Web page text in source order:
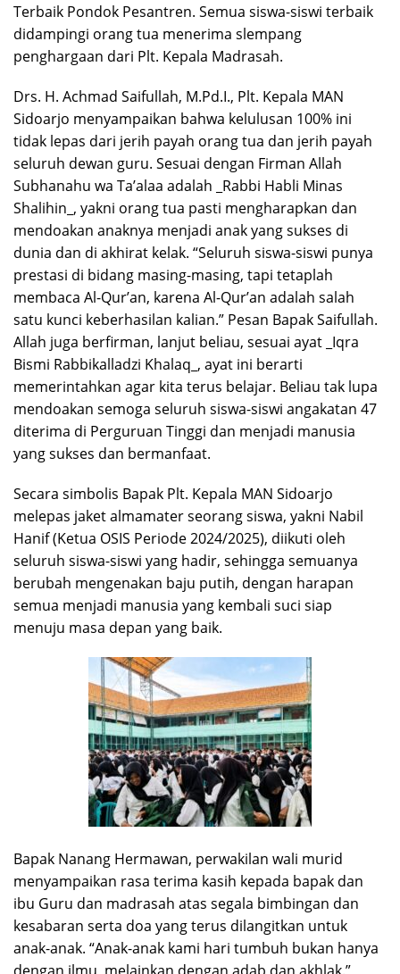
Terbaik Pondok Pesantren. Semua siswa-siswi terbaik
didampingi orang tua menerima slempang
penghargaan dari Plt. Kepala Madrasah.
Drs. H. Achmad Saifullah, M.Pd.I., Plt. Kepala MAN
Sidoarjo menyampaikan bahwa kelulusan 100% ini
tidak lepas dari jerih payah orang tua dan jerih payah
seluruh dewan guru. Sesuai dengan Firman Allah
Subhanahu wa Ta’alaa adalah _Rabbi Habli Minas
Shalihin_, yakni orang tua pasti mengharapkan dan
mendoakan anaknya menjadi anak yang sukses di
dunia dan di akhirat kelak. “Seluruh siswa-siswi punya
prestasi di bidang masing-masing, tapi tetaplah
membaca Al-Qur’an, karena Al-Qur’an adalah salah
satu kunci keberhasilan kalian.” Pesan Bapak Saifullah.
Allah juga berfirman, lanjut beliau, sesuai ayat _Iqra
Bismi Rabbikalladzi Khalaq_, ayat ini berarti
memerintahkan agar kita terus belajar. Beliau tak lupa
mendoakan semoga seluruh siswa-siswi angakatan 47
diterima di Perguruan Tinggi dan menjadi manusia
yang sukses dan bermanfaat.
Secara simbolis Bapak Plt. Kepala MAN Sidoarjo
melepas jaket almamater seorang siswa, yakni Nabil
Hanif (Ketua OSIS Periode 2024/2025), diikuti oleh
seluruh siswa-siswi yang hadir, sehingga semuanya
berubah mengenakan baju putih, dengan harapan
semua menjadi manusia yang kembali suci siap
menuju masa depan yang baik.
Bapak Nanang Hermawan, perwakilan wali murid
menyampaikan rasa terima kasih kepada bapak dan
ibu Guru dan madrasah atas segala bimbingan dan
kesabaran serta doa yang terus dilangitkan untuk
anak-anak. “Anak-anak kami hari tumbuh bukan hanya